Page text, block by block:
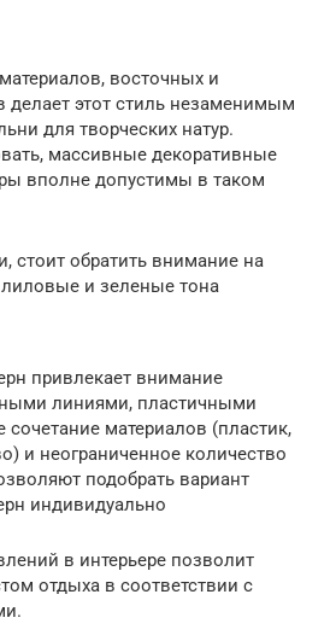
восточных и
делает этот стиль незаменимым
для творческих натур.
массивные декоративные
вполне допустимы в таком
стоит обратить внимание на
и зеленые тона
привлекает внимание
линиями, пластичными
материалов (пластик,
и неограниченное количество
подобрать вариант
индивидуально
в интерьере позволит
отдыха в соответствии с